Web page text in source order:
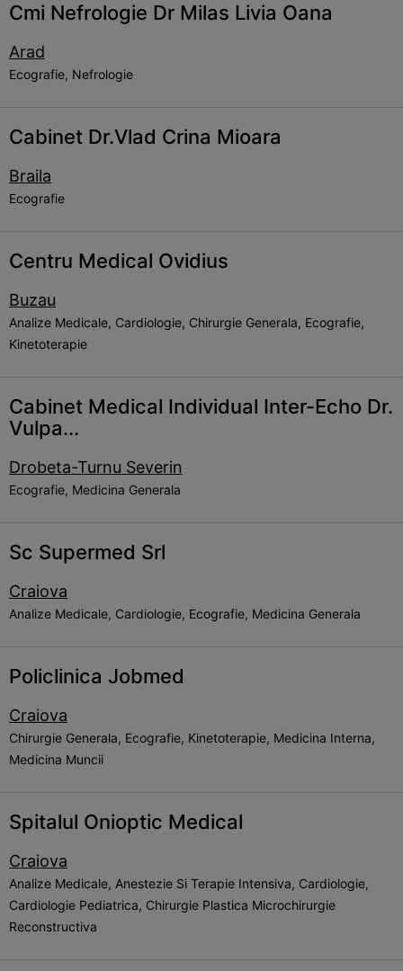
Cmi Nefrologie Dr Milas Livia Oana
Arad
Ecografie, Nefrologie
Cabinet Dr.Vlad Crina Mioara
Braila
Ecografie
Centru Medical Ovidius
Buzau
Analize Medicale, Cardiologie, Chirurgie Generala, Ecografie,
Kinetoterapie
Cabinet Medical Individual Inter-Echo Dr.
Vulpa...
Drobeta-Turnu Severin
Ecografie, Medicina Generala
Sc Supermed Srl
Craiova
Analize Medicale, Cardiologie, Ecografie, Medicina Generala
Policlinica Jobmed
Craiova
Chirurgie Generala, Ecografie, Kinetoterapie, Medicina Interna,
Medicina Muncii
Spitalul Onioptic Medical
Craiova
Analize Medicale, Anestezie Si Terapie Intensiva, Cardiologie,
Cardiologie Pediatrica, Chirurgie Plastica Microchirurgie
Reconstructiva